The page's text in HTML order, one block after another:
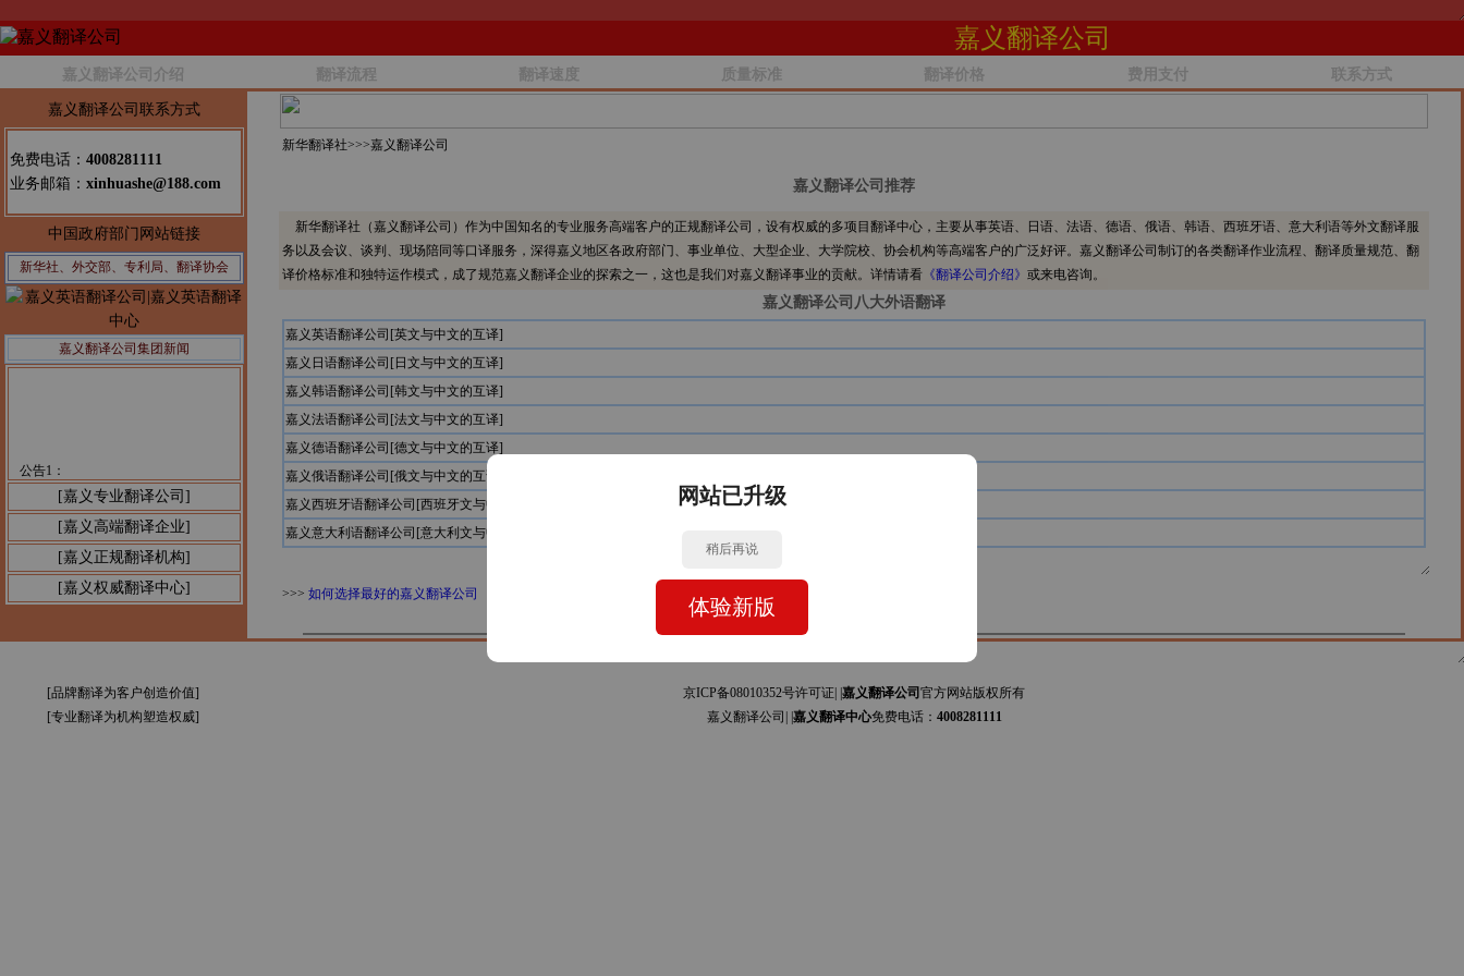
嘉义翻译公司
嘉义翻译公司介绍 翻译流程 翻译速度 质量标准 翻译价格 费用支付 联系方式
嘉义翻译公司联系方式
免费电话： 4008281111
业务邮箱： xinhuashe@188.com
中国政府部门网站链接
新华社、外交部、专利局、翻译协会
嘉义翻译公司集团新闻
公告1：
[嘉义专业翻译公司]
[嘉义高端翻译企业]
[嘉义正规翻译机构]
[嘉义权威翻译中心]
新华翻译社>>>嘉义翻译公司
嘉义翻译公司推荐
新华翻译社（嘉义翻译公司）作为中国知名的专业服务高端客户的正规翻译公司，设有权威的多项目翻译中心，主要从事英语、日语、法语、德语、俄语、韩语、西班牙语、意大利语等外文翻译服
务以及会议、谈判、现场陪同等口译服务，深得嘉义地区各政府部门、事业单位、大型企业、大学院校、协会机构等高端客户的广泛好评。嘉义翻译公司制订的各类翻译作业流程、翻译质量规范、翻
译价格标准和独特运作模式，成了规范嘉义翻译企业的探索之一，这也是我们对嘉义翻译事业的贡献。详情请看 《翻译公司介绍》 或来电咨询。
嘉义翻译公司八大外语翻译
嘉义英语翻译公司[英文与中文的互译]
嘉义日语翻译公司[日文与中文的互译]
嘉义韩语翻译公司[韩文与中文的互译]
嘉义法语翻译公司[法文与中文的互译]
嘉义德语翻译公司[德文与中文的互译]
嘉义俄语翻译公司[俄文与中文的互译]
嘉义西班牙语翻译公司[西班牙文与中文的互译]
嘉义意大利语翻译公司[意大利文与中文的互译]
>>> 如何选择最好的嘉义翻译公司
[品牌翻译为客户创造价值]
[专业翻译为机构塑造权威]
京ICP备08010352号许可证| | 嘉义翻译公司 官方网站版权所有
嘉义翻译公司| | 嘉义翻译中心免费电话： 4008281111
网站已升级
稍后再说
体验新版